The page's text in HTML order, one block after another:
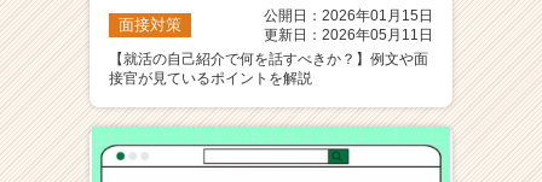
面接対策
公開日：2026年01月15日
更新日：2026年05月11日
【就活の自己紹介で何を話すべきか？】例文や面
接官が見ているポイントを解説